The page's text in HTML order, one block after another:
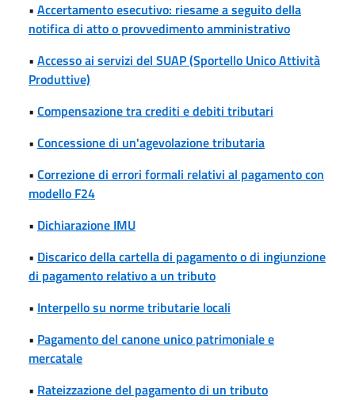
• Accertamento esecutivo: riesame a seguito della
notifica di atto o provvedimento amministrativo
• Accesso ai servizi del SUAP (Sportello Unico Attività
Produttive)
• Compensazione tra crediti e debiti tributari
• Concessione di un'agevolazione tributaria
• Correzione di errori formali relativi al pagamento con
modello F24
• Dichiarazione IMU
• Discarico della cartella di pagamento o di ingiunzione
di pagamento relativo a un tributo
• Interpello su norme tributarie locali
• Pagamento del canone unico patrimoniale e
mercatale
• Rateizzazione del pagamento di un tributo